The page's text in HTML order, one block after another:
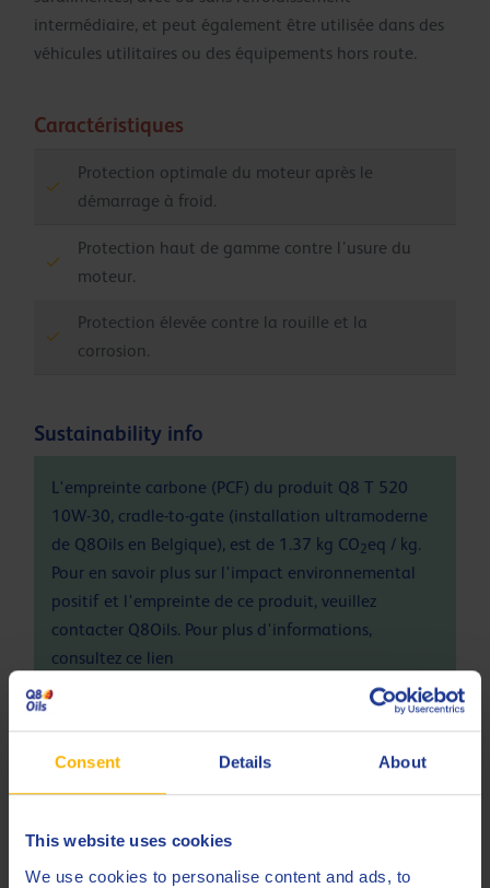
Consent Details About
This website uses cookies
We use cookies to personalise content and ads, to
intermédiaire, et peut également être utilisée dans des
véhicules utilitaires ou des équipements hors route.
Caractéristiques
Protection optimale du moteur après le
démarrage à froid.
Protection haut de gamme contre l’usure du
moteur.
Protection élevée contre la rouille et la
corrosion.
Sustainability info
L'empreinte carbone (PCF) du produit Q8 T 520
10W-30, cradle-to-gate (installation ultramoderne
de Q8Oils en Belgique), est de 1.37 kg CO2eq / kg.
Pour en savoir plus sur l'impact environnemental
positif et l'empreinte de ce produit, veuillez
contacter Q8Oils. Pour plus d'informations,
consultez ce lien
API CG-4
Less specifications